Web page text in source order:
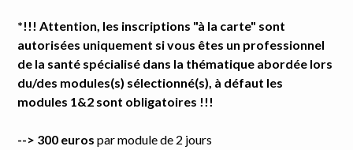
*!!! Attention, les inscriptions "à la carte" sont
autorisées uniquement si vous êtes un professionnel
de la santé spécialisé dans la thématique abordée lors
du/des modules(s) sélectionné(s), à défaut les
modules 1&2 sont obligatoires !!!
--> 300 eurospar module de 2 jours